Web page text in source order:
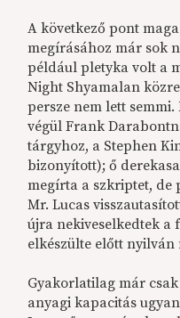
A következő pont
megírásához már sok
például pletyka volt a
Night Shyamalan
persze nem lett
végül Frank
tárgyhoz, a Stephen
bizonyított); ő
megírta a szkriptet, de
Mr. Lucas
újra nekiveselkedtek a
elkészülte előtt nyilván
Gyakorlatilag már
anyagi kapacitás